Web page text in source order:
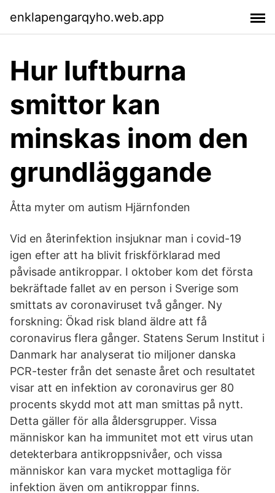
enklapengarqyho.web.app
Hur luftburna
smittor kan
minskas inom den
grundläggande
Åtta myter om autism Hjärnfonden
Vid en återinfektion insjuknar man i covid-19
igen efter att ha blivit friskförklarad med
påvisade antikroppar. I oktober kom det första
bekräftade fallet av en person i Sverige som
smittats av coronaviruset två gånger. Ny
forskning: Ökad risk bland äldre att få
coronavirus flera gånger. Statens Serum Institut i
Danmark har analyserat tio miljoner danska
PCR-tester från det senaste året och resultatet
visar att en infektion av coronavirus ger 80
procents skydd mot att man smittas på nytt.
Detta gäller för alla åldersgrupper. Vissa
människor kan ha immunitet mot ett virus utan
detekterbara antikroppsnivåer, och vissa
människor kan vara mycket mottagliga för
infektion även om antikroppar finns.